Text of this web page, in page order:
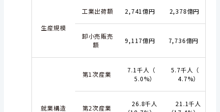
生産規模
工業出荷額 2,741億円 2,378億円
卸小売販売
額
9,117億円 7,736億円
就業構造
第1次産業
7.1千人（
5.0%）
5.7千人（
4.7%）
第2次産業
26.8千人
21.1千人